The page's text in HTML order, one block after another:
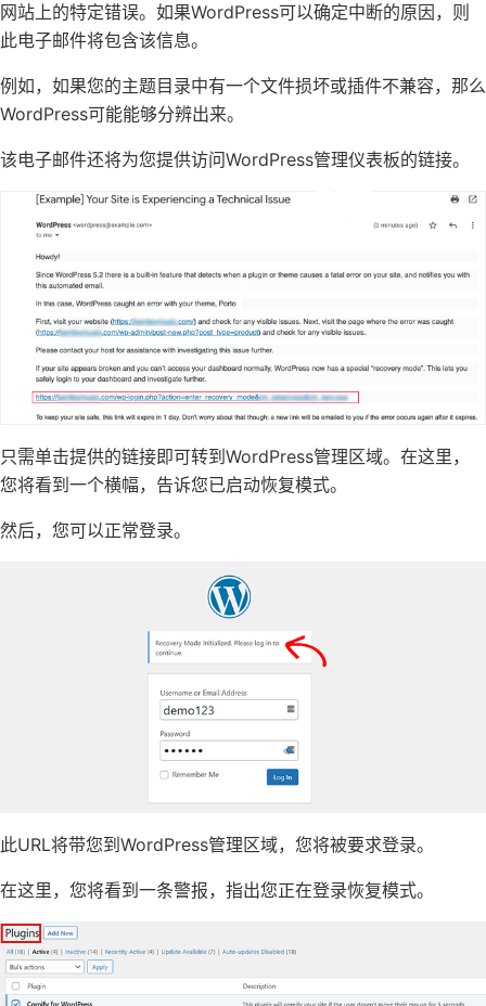
网站上的特定错误。如果WordPress可以确定中断的原因，则
此电子邮件将包含该信息。
例如，如果您的主题目录中有一个文件损坏或插件不兼容，那么
WordPress可能能够分辨出来。
该电子邮件还将为您提供访问WordPress管理仪表板的链接。
只需单击提供的链接即可转到WordPress管理区域。在这里，
您将看到一个横幅，告诉您已启动恢复模式。
然后，您可以正常登录。
此URL将带您到WordPress管理区域，您将被要求登录。
在这里，您将看到一条警报，指出您正在登录恢复模式。